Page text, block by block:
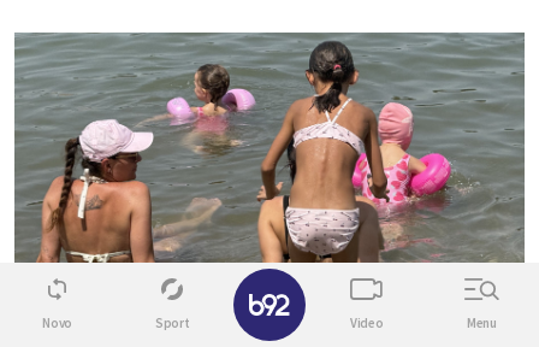
05. 08. 2026 14:12
Koliko visoku temperaturu ljudsko telo može da izdrži?
Novo Sport Video Menu
✕